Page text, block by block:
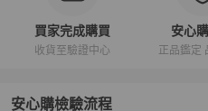
買家完成購買
收貨至驗證中心
安心
正品鑑定
安心購檢驗流程